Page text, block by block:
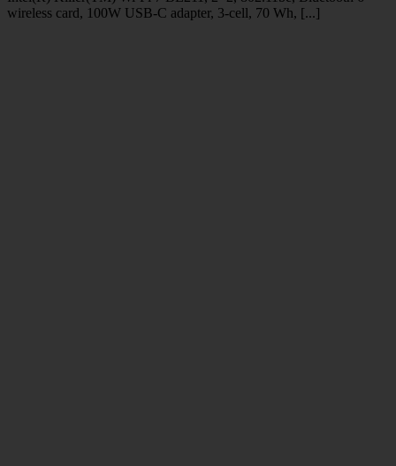
wireless card, 100W USB-C adapter, 3-cell, 70 Wh, [...]